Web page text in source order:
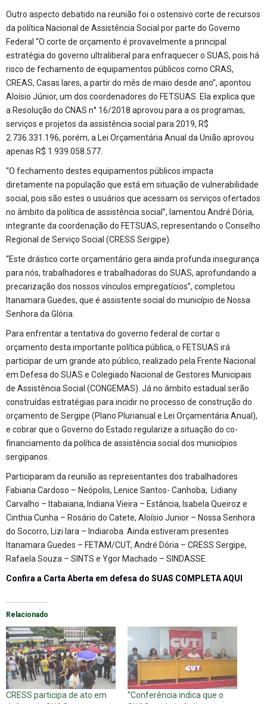
Outro aspecto debatido na reunião foi o ostensivo corte de recursos
da política Nacional de Assistência Social por parte do Governo
Federal “O corte de orçamento é provavelmente a principal
estratégia do governo ultraliberal para enfraquecer o SUAS, pois há
risco de fechamento de equipamentos públicos como CRAS,
CREAS, Casas lares, a partir do mês de maio desde ano”, apontou
Aloísio Júnior, um dos coordenadores do FETSUAS. Ela explica que
a Resolução do CNAS n° 16/2018 aprovou para a os programas,
serviços e projetos da assistência social para 2019, R$
2.736.331.196, porém, a Lei Orçamentária Anual da União aprovou
apenas R$ 1.939.058.577.
“O fechamento destes equipamentos públicos impacta
diretamente na população que está em situação de vulnerabilidade
social, pois são estes o usuários que acessam os serviços ofertados
no âmbito da política de assistência social”, lamentou André Dória,
integrante da coordenação do FETSUAS, representando o Conselho
Regional de Serviço Social (CRESS Sergipe).
“Este drástico corte orçamentário gera ainda profunda insegurança
para nós, trabalhadores e trabalhadoras do SUAS, aprofundando a
precarização dos nossos vínculos empregatícios”, completou
Itanamara Guedes, que é assistente social do município de Nossa
Senhora da Glória.
Para enfrentar a tentativa do governo federal de cortar o
orçamento desta importante política pública, o FETSUAS irá
participar de um grande ato público, realizado pela Frente Nacional
em Defesa do SUAS e Colegiado Nacional de Gestores Municipais
de Assistência Social (CONGEMAS). Já no âmbito estadual serão
construídas estratégias para incidir no processo de construção do
orçamento de Sergipe (Plano Plurianual e Lei Orçamentária Anual),
e cobrar que o Governo do Estado regularize a situação do co-
financiamento da política de assistência social dos municípios
sergipanos.
Participaram da reunião as representantes dos trabalhadores
Fabiana Cardoso – Neópolis, Lenice Santos- Canhoba, Lidiany
Carvalho – Itabaiana, Indiana Vieira – Estância, Isabela Queiroz e
Cinthia Cunha – Rosário do Catete, Aloísio Junior – Nossa Senhora
do Socorro, Lizi Iara – Indiaroba. Ainda estiveram presentes
Itanamara Guedes – FETAM/CUT, André Dória – CRESS Sergipe,
Rafaela Souza – SINTS e Ygor Machado – SINDASSE.
Confira a Carta Aberta em defesa do SUAS COMPLETA AQUI
Relacionado
CRESS participa de ato em
“Conferência indica que o